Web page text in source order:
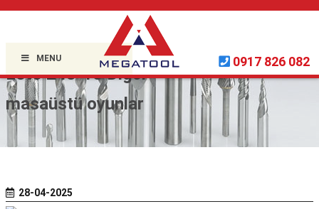
MENU 0917 826 082
Uncategorized »
Loto 248-10 Digər
masaüstü oyunlar
28-04-2025